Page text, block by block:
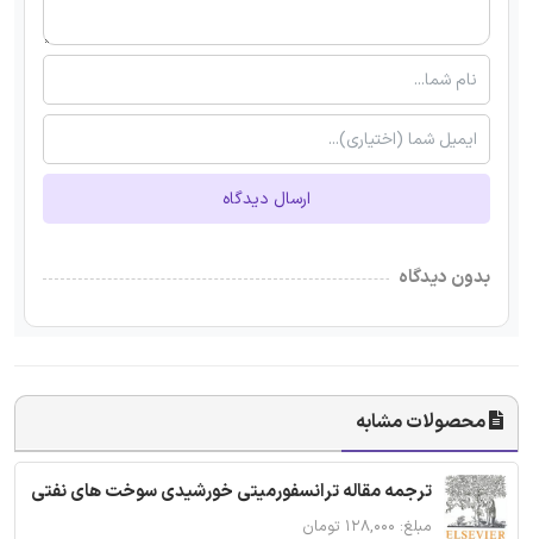
ارسال دیدگاه
بدون دیدگاه
محصولات مشابه
ترجمه مقاله ترانسفورمیتی خورشیدی سوخت های نفتی
مبلغ: ۱۲۸,۰۰۰ تومان